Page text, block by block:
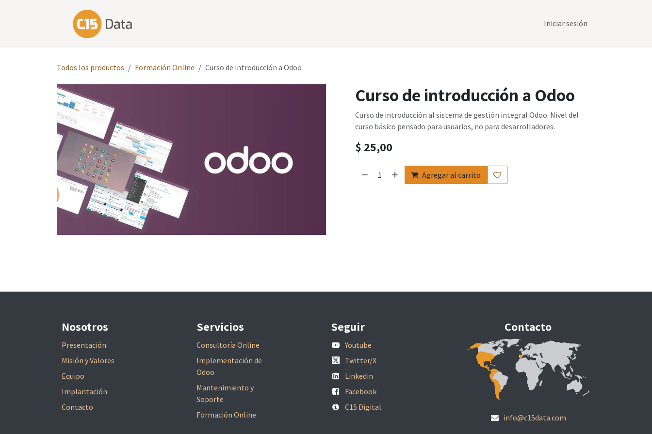
Iniciar sesión
Todos los productos Formación Online Curso de introducción a Odoo
Curso de introducción a Odoo
Curso de introducción al sistema de gestión integral Odoo. Nivel del
curso básico pensado para usuarios, no para desarrolladores.
$ 25,00
Agregar al carrito
Nosotros
Presentación
Misión y Valores
Equipo
Implantación
Contacto
Contacto
info@c15data.com
Seguir
Youtube
Twitter/X
Linkedin
Facebook
C15 Digital
Servicios
Consultoría Online
Implementación de
Odoo
Mantenimiento y
Soporte
Formación Online